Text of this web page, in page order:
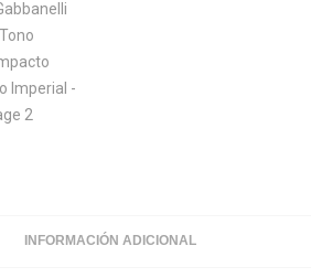
INFORMACIÓN ADICIONAL